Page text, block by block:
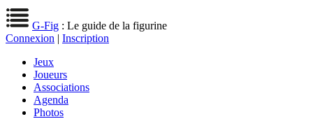
G-Fig : Le guide de la figurine
Connexion | Inscription
Jeux
Joueurs
Associations
Agenda
Photos